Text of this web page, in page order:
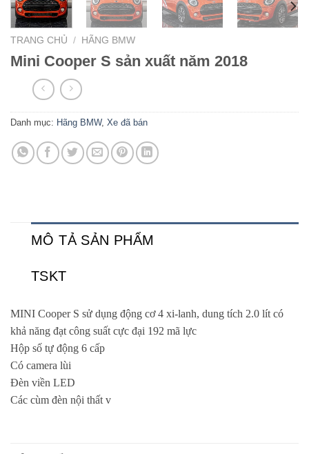
TRANG CHỦ / HÃNG BMW
Mini Cooper S sản xuất năm 2018
Danh mục: Hãng BMW, Xe đã bán
MÔ TẢ SẢN PHẨM
TSKT
MINI Cooper S sử dụng động cơ 4 xi-lanh, dung tích 2.0 lít có
khả năng đạt công suất cực đại 192 mã lực
Hộp số tự động 6 cấp
Có camera lùi
Đèn viền LED
Các cùm đèn nội thất v